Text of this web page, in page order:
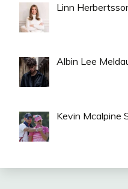
Linn
Albin Lee
Kevin Mcalpine